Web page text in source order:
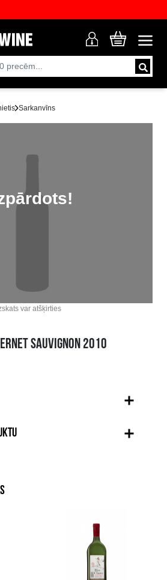
Sarkanvīns
var atšķirties
SAUVIGNON 2010